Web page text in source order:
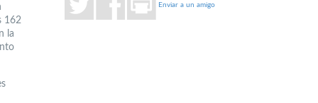
162
la
Enviar a un amigo